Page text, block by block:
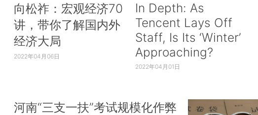
向松祚：宏观经济70
讲，带你了解国内外
经济大局
2022年04月06日
In Depth: As
Tencent Lays Off
Staff, Is Its ‘Winter’
Approaching?
2022年04月01日
河南“三支一扶”考试规模化作弊